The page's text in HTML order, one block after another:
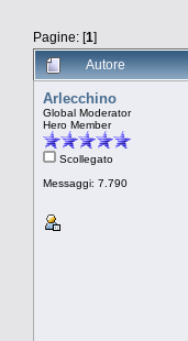
Pagine: [1]
Autore
Arlecchino
Global Moderator
Hero Member
Scollegato
Messaggi: 7.790